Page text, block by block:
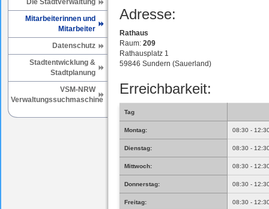
Die Stadtverwaltung
Mitarbeiterinnen und
Mitarbeiter
Datenschutz
Stadtentwicklung &
Stadtplanung
VSM-NRW
Verwaltungssuchmaschine
Adresse:
Rathaus
Raum: 209
Rathausplatz 1
59846 Sundern (Sauerland)
Erreichbarkeit:
Tag
Montag: 08:30 -
Dienstag: 08:30 -
Mittwoch: 08:30 -
Donnerstag: 08:30 -
Freitag: 08:30 -